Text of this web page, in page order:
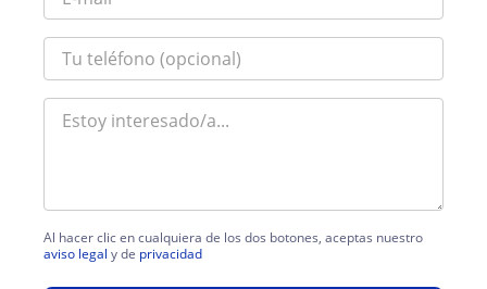
Al hacer clic en cualquiera de los dos botones, aceptas nuestro
aviso legal y de privacidad